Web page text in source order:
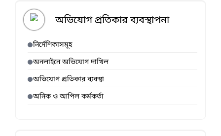
অভিযোগ প্রতিকার ব্যবস্থাপনা
নির্দেশিকাসমূহ
অনলাইনে অভিযোগ দাখিল
অভিযোগ প্রতিকার ব্যবস্থা
অনিক ও আপিল কর্মকর্তা